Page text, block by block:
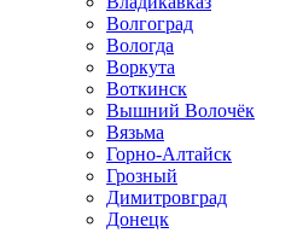
Волгоград
Вологда
Воркута
Воткинск
Вышний Волочёк
Вязьма
Горно-Алтайск
Грозный
Димитровград
Донецк